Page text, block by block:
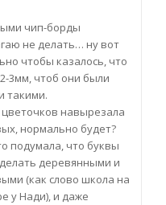
чип-борды
не делать… ну вот
чтобы казалось, что
3мм, чтоб они были
такими.
цветочков навырезала
нормально будет?
подумала, что буквы
деревянными и
(как слово школа на
у Нади), и даже